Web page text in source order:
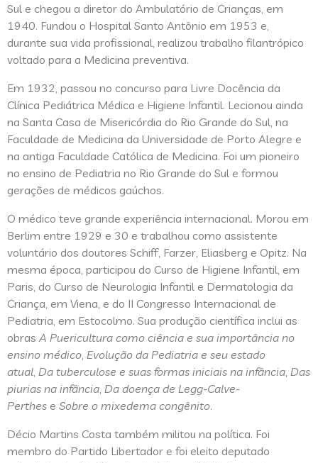
Sul e chegou a diretor do Ambulatório de Crianças, em
1940. Fundou o Hospital Santo Antônio em 1953 e,
durante sua vida profissional, realizou trabalho filantrópico
voltado para a Medicina preventiva.
Em 1932, passou no concurso para Livre Docência da
Clínica Pediátrica Médica e Higiene Infantil. Lecionou ainda
na Santa Casa de Misericórdia do Rio Grande do Sul, na
Faculdade de Medicina da Universidade de Porto Alegre e
na antiga Faculdade Católica de Medicina. Foi um pioneiro
no ensino de Pediatria no Rio Grande do Sul e formou
gerações de médicos gaúchos.
O médico teve grande experiência internacional. Morou em
Berlim entre 1929 e 30 e trabalhou como assistente
voluntário dos doutores Schiff, Farzer, Eliasberg e Opitz. Na
mesma época, participou do Curso de Higiene Infantil, em
Paris, do Curso de Neurologia Infantil e Dermatologia da
Criança, em Viena, e do II Congresso Internacional de
Pediatria, em Estocolmo. Sua produção científica inclui as
obras A Puericultura como ciência e sua importância no
ensino médico Evolução da Pediatria e seu estado
atual Da tuberculose e suas formas iniciais na infância Das
piurias na infância Da doença de Legg-Calve-
Perthes e Sobre o mixedema congênito.
Décio Martins Costa também militou na política. Foi
membro do Partido Libertador e foi eleito deputado